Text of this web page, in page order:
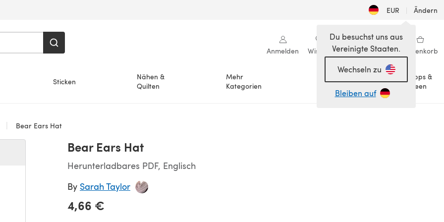
EUR | Ändern
Anmelden Wishlist Meine Bibliothek Warenkorb
Sticken
Nähen &
Quilten
Mehr
Kategorien
Anlässe
Tipps &
Ideen
Du besuchst uns aus
Vereinigte Staaten.
Wechseln zu
Bleiben auf
Bear Ears Hat
Bear Ears Hat
Herunterladbares PDF, Englisch
By Sarah Taylor
4,66 €